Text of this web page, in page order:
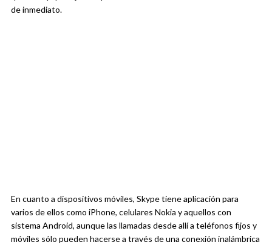
de inmediato.
En cuanto a dispositivos móviles, Skype tiene aplicación para
varios de ellos como iPhone, celulares Nokia y aquellos con
sistema Android, aunque las llamadas desde allí a teléfonos fijos y
móviles sólo pueden hacerse a través de una conexión inalámbrica